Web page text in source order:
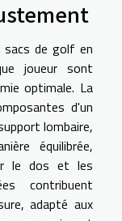
sacs de golf en
joueur sont
optimale. La
d'un
lombaire,
équilibrée,
le dos et les
contribuent
adapté aux